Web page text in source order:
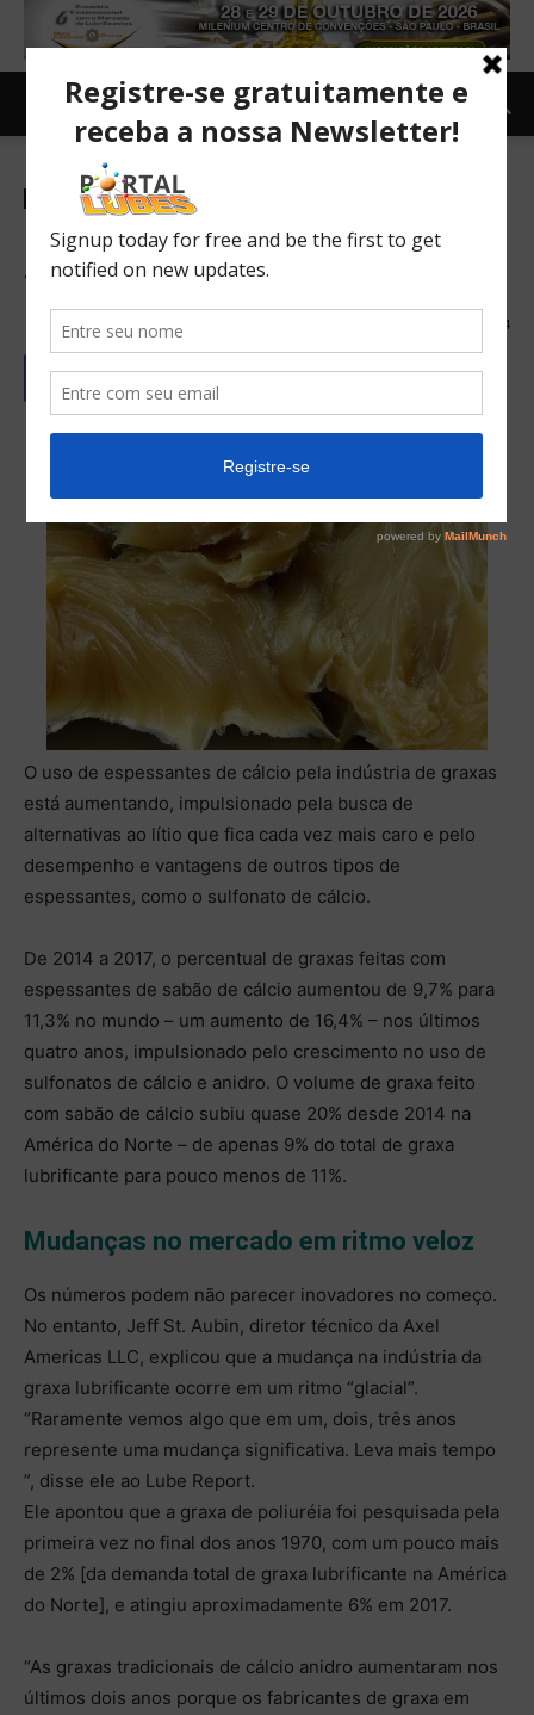
Newsletter Mercado TOPNEWS
Estaria a indústria de graxas
tendendo ao uso de cálcio?
07/01/2019 1664
O uso de espessantes de cálcio pela indústria de graxas
está aumentando, impulsionado pela busca de
alternativas ao lítio que fica cada vez mais caro e pelo
desempenho e vantagens de outros tipos de
espessantes, como o sulfonato de cálcio.
De 2014 a 2017, o percentual de graxas feitas com
espessantes de sabão de cálcio aumentou de 9,7% para
11,3% no mundo – um aumento de 16,4% – nos últimos
quatro anos, impulsionado pelo crescimento no uso de
sulfonatos de cálcio e anidro. O volume de graxa feito
com sabão de cálcio subiu quase 20% desde 2014 na
América do Norte – de apenas 9% do total de graxa
lubrificante para pouco menos de 11%.
Mudanças no mercado em ritmo veloz
Os números podem não parecer inovadores no começo.
No entanto, Jeff St. Aubin, diretor técnico da Axel
Americas LLC, explicou que a mudança na indústria da
graxa lubrificante ocorre em um ritmo “glacial”.
“Raramente vemos algo que em um, dois, três anos
represente uma mudança significativa. Leva mais tempo
”, disse ele ao Lube Report.
Ele apontou que a graxa de poliuréia foi pesquisada pela
primeira vez no final dos anos 1970, com um pouco mais
de 2% [da demanda total de graxa lubrificante na América
do Norte], e atingiu aproximadamente 6% em 2017.
“As graxas tradicionais de cálcio anidro aumentaram nos
últimos dois anos porque os fabricantes de graxa em